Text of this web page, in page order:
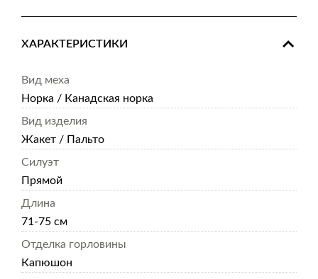
ХАРАКТЕРИСТИКИ
Вид меха
Норка / Канадская норка
Вид изделия
Жакет / Пальто
Силуэт
Прямой
Длина
71-75 см
Отделка горловины
Капюшон